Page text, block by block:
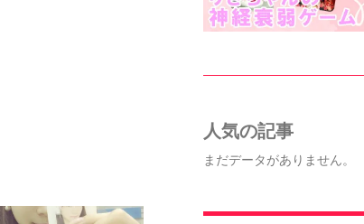
人気の記事
まだデータがありません。